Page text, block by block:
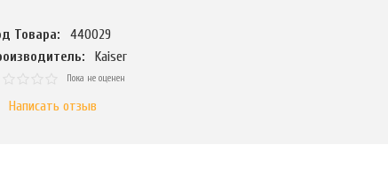
Товара:
440029
Kaiser
Пока не оценен
Написать отзыв